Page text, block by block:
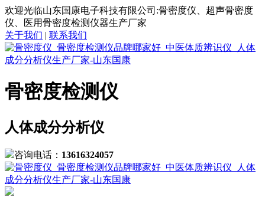
欢迎光临山东国康电子科技有限公司:骨密度仪、超声骨密度
仪、医用骨密度检测仪器生产厂家
关于我们 | 联系我们
骨密度检测仪
人体成分分析仪
咨询电话： 13616324057